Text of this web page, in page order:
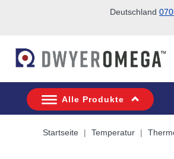
Deutschland
Alle Produkte
Startseite Temperatur